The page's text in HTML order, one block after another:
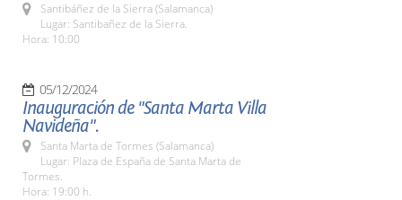
Santibáñez de la Sierra (Salamanca)
Lugar: Santibañez de la Sierra.
Hora: 10:00
05/12/2024
Inauguración de "Santa Marta Villa
Navideña".
Santa Marta de Tormes (Salamanca)
Lugar: Plaza de España de Santa Marta de
Tormes.
Hora: 19:00 h.